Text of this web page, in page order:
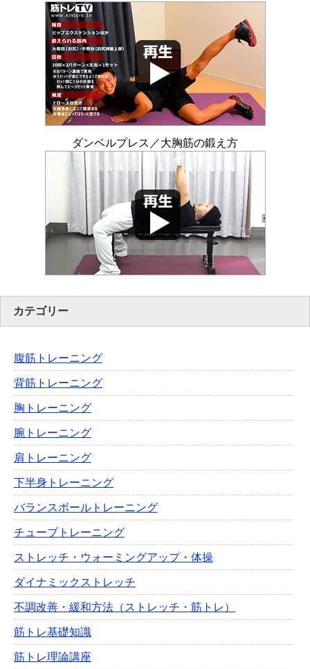
ダンベルプレス／大胸筋の鍛え方
カテゴリー
腹筋トレーニング
背筋トレーニング
胸トレーニング
腕トレーニング
肩トレーニング
下半身トレーニング
バランスボールトレーニング
チューブトレーニング
ストレッチ・ウォーミングアップ・体操
ダイナミックストレッチ
不調改善・緩和方法（ストレッチ・筋トレ）
筋トレ基礎知識
筋トレ理論講座